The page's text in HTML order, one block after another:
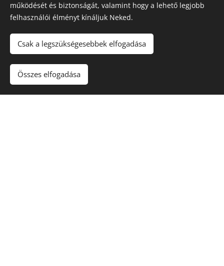
működését és biztonságát, valamint hogy a lehető legjobb
felhasználói élményt kínáljuk Neked.
Csak a legszükségesebbek elfogadása
Összes elfogadása